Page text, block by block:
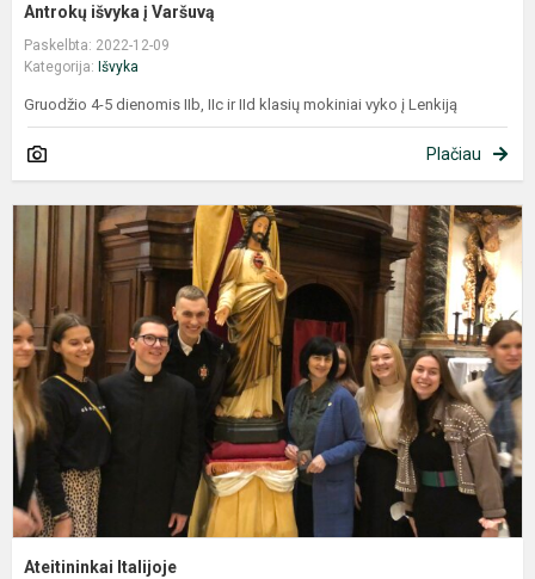
Antrokų išvyka į Varšuvą
Paskelbta: 2022-12-09
Kategorija: Išvyka
Gruodžio 4-5 dienomis IIb, IIc ir IId klasių mokiniai vyko į Lenkiją
Plačiau
Ateitininkai Italijoje